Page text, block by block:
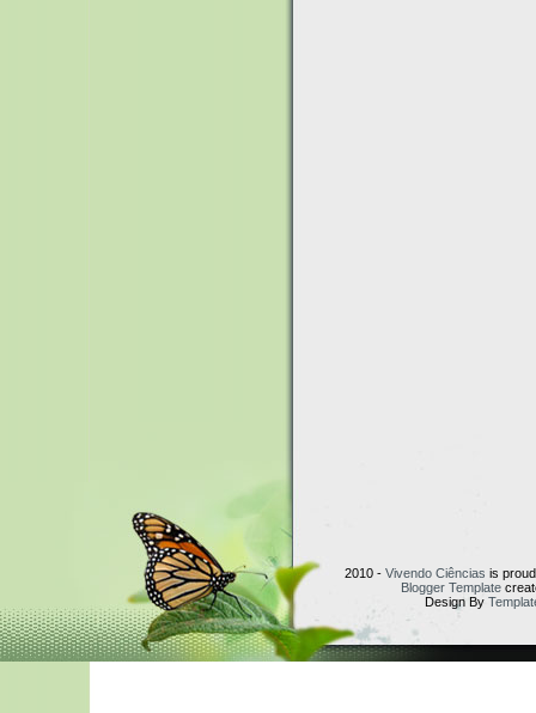
2010 -Vivendo Ciências is
Blogger Template
Design By